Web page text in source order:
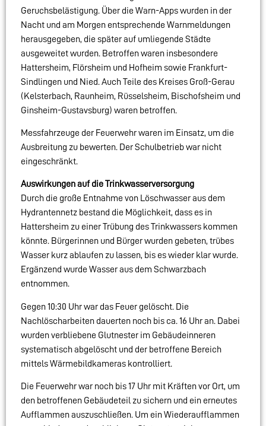
Geruchsbelästigung. Über die Warn-Apps wurden in der
Nacht und am Morgen entsprechende Warnmeldungen
herausgegeben, die später auf umliegende Städte
ausgeweitet wurden. Betroffen waren insbesondere
Hattersheim, Flörsheim und Hofheim sowie Frankfurt-
Sindlingen und Nied. Auch Teile des Kreises Groß-Gerau
(Kelsterbach, Raunheim, Rüsselsheim, Bischofsheim und
Ginsheim-Gustavsburg) waren betroffen.
Messfahrzeuge der Feuerwehr waren im Einsatz, um die
Ausbreitung zu bewerten. Der Schulbetrieb war nicht
eingeschränkt.
Auswirkungen auf die Trinkwasserversorgung
Durch die große Entnahme von Löschwasser aus dem
Hydrantennetz bestand die Möglichkeit, dass es in
Hattersheim zu einer Trübung des Trinkwassers kommen
könnte. Bürgerinnen und Bürger wurden gebeten, trübes
Wasser kurz ablaufen zu lassen, bis es wieder klar wurde.
Ergänzend wurde Wasser aus dem Schwarzbach
entnommen.
Gegen 10:30 Uhr war das Feuer gelöscht. Die
Nachlöscharbeiten dauerten noch bis ca. 16 Uhr an. Dabei
wurden verbliebene Glutnester im Gebäudeinneren
systematisch abgelöscht und der betroffene Bereich
mittels Wärmebildkameras kontrolliert.
Die Feuerwehr war noch bis 17 Uhr mit Kräften vor Ort, um
den betroffenen Gebäudeteil zu sichern und ein erneutes
Aufflammen auszuschließen. Um ein Wiederaufflammen